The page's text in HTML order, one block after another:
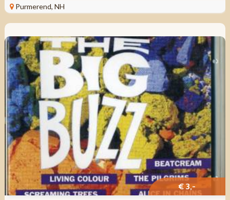
die geen ...
Purmerend, NH
€ 3,-